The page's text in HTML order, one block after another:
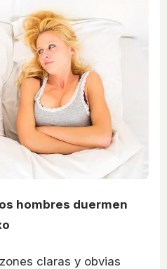
hombres duermen
claras y obvias